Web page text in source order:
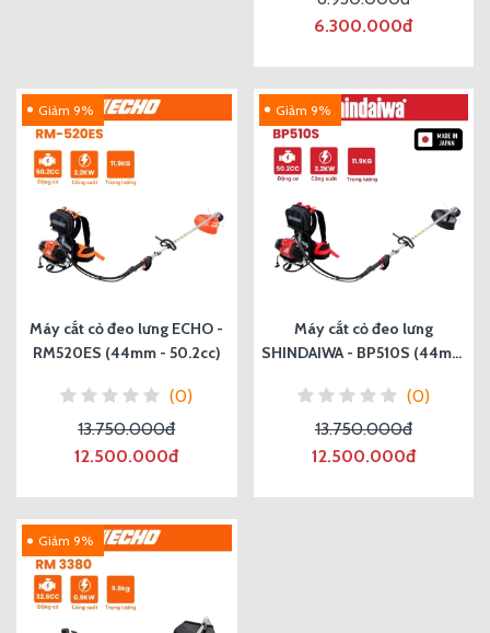
6.300.000đ
Giảm 9%
Máy cắt cỏ đeo lưng ECHO -
RM520ES (44mm - 50.2cc)
(0)
13.750.000đ
12.500.000đ
Giảm 9%
Máy cắt cỏ đeo lưng
SHINDAIWA - BP510S (44mm
(0)
13.750.000đ
12.500.000đ
Giảm 9%